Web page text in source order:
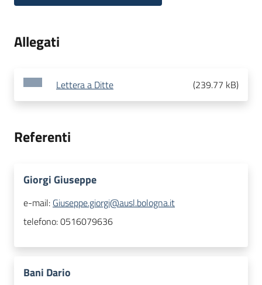
Allegati
Lettera a Ditte (239.77 kB)
Referenti
Giorgi Giuseppe
e-mail: Giuseppe.giorgi@ausl.bologna.it
telefono:0516079636
Bani Dario